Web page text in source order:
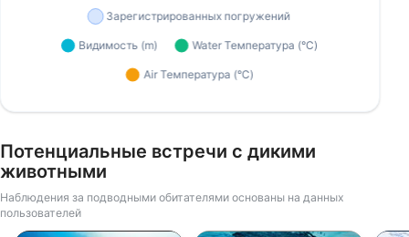
Потенциальные встречи с дикими
животными
Наблюдения за подводными обитателями основаны на данных
пользователей